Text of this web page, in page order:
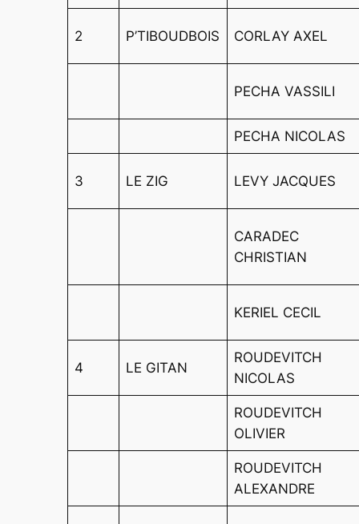
2 P’TIBOUDBOIS CORLAY AXEL
PECHA VASSILI
PECHA NICOLAS
3 LE ZIG LEVY JACQUES
CARADEC
CHRISTIAN
KERIEL CECIL
4 LE GITAN
ROUDEVITCH
NICOLAS
ROUDEVITCH
OLIVIER
ROUDEVITCH
ALEXANDRE